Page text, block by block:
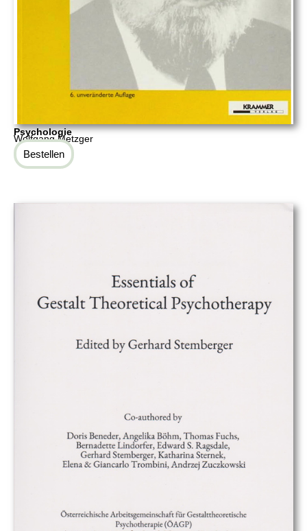
Psychologie
Wolfgang Metzger
Bestellen